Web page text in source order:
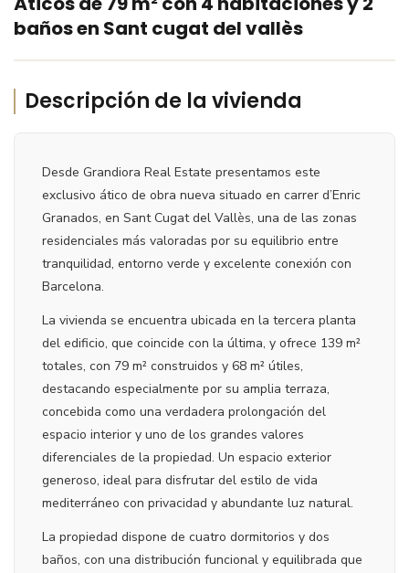
baños en Sant cugat del vallès
Descripción de la vivienda
Desde Grandiora Real Estate presentamos este
exclusivo ático de obra nueva situado en carrer d’Enric
Granados, en Sant Cugat del Vallès, una de las zonas
residenciales más valoradas por su equilibrio entre
tranquilidad, entorno verde y excelente conexión con
Barcelona.
La vivienda se encuentra ubicada en la tercera planta
del edificio, que coincide con la última, y ofrece 139 m²
totales, con 79 m² construidos y 68 m² útiles,
destacando especialmente por su amplia terraza,
concebida como una verdadera prolongación del
espacio interior y uno de los grandes valores
diferenciales de la propiedad. Un espacio exterior
generoso, ideal para disfrutar del estilo de vida
mediterráneo con privacidad y abundante luz natural.
La propiedad dispone de cuatro dormitorios y dos
baños, con una distribución funcional y equilibrada que